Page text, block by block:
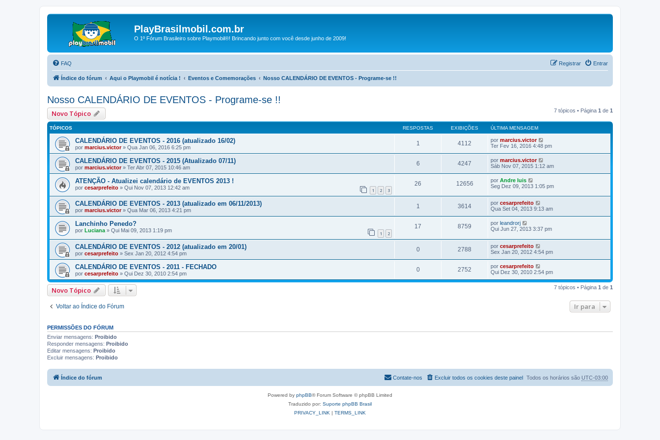
PlayBrasilmobil.com.br
O 1º Fórum Brasileiro sobre Playmobil®! Brincando junto com você desde junho de 2009!
FAQ Entrar
Registrar
Índice do fórum Aqui o Playmobil é notícia ! Eventos e Comemorações Nosso CALENDÁRIO DE EVENTOS - Programe-se !!
Nosso CALENDÁRIO DE EVENTOS - Programe-se !!
Novo Tópico 7 tópicos • Página 1 de 1
TÓPICOS RESPOSTAS EXIBIÇÕES ÚLTIMA MENSAGEM
CALENDÁRIO DE EVENTOS - 2016 (atualizado 16/02)
por marcius.victor» Qua Jan 06, 2016 6:25 pm
1 4112 por marcius.victor
Ter Fev 16, 2016 4:48 pm
CALENDÁRIO DE EVENTOS - 2015 (Atualizado 07/11)
por marcius.victor» Ter Abr 07, 2015 10:46 am
6 4247 por marcius.victor
Sáb Nov 07, 2015 1:12 am
ATENÇÃO - Atualizei calendário de EVENTOS 2013 !
por cesarprefeito » Qui Nov 07, 2013 12:42 am 1 2 3
26 12656 por Andre luis
Seg Dez 09, 2013 1:05 pm
CALENDÁRIO DE EVENTOS - 2013 (atualizado em 06/11/2013)
por marcius.victor» Qua Mar 06, 2013 4:21 pm
1 3614 por cesarprefeito
Qua Set 04, 2013 9:13 am
Lanchinho Penedo?
por Luciana » Qui Mai 09, 2013 1:19 pm 1 2
17 8759 por leandrorj
Qui Jun 27, 2013 3:37 pm
CALENDÁRIO DE EVENTOS - 2012 (atualizado em 20/01)
por cesarprefeito » Sex Jan 20, 2012 4:54 pm
0 2788 por cesarprefeito
Sex Jan 20, 2012 4:54 pm
CALENDÁRIO DE EVENTOS - 2011 - FECHADO
por cesarprefeito » Qui Dez 30, 2010 2:54 pm
0 2752 por cesarprefeito
Qui Dez 30, 2010 2:54 pm
Novo Tópico 7 tópicos • Página 1 de 1
Voltar ao Índice do Fórum Ir para
PERMISSÕES DO FÓRUM
Enviar mensagens: Proibido
Responder mensagens: Proibido
Editar mensagens: Proibido
Excluir mensagens: Proibido
Índice do fórum Todos os horários são UTC-03:00
Excluir todos os cookies deste painel
Contate-nos
Powered by phpBB® Forum Software © phpBB Limited
Traduzido por: Suporte phpBB Brasil
PRIVACY_LINK | TERMS_LINK